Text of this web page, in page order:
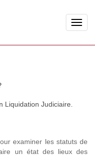
Toggle
Liquidation Judiciaire.
examiner les statuts de
un état des lieux des